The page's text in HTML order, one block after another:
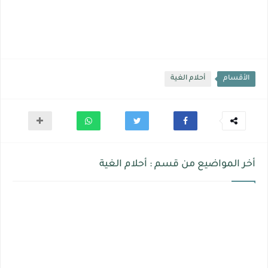
الأقسام أحلام الغية
أخر المواضيع من قسم : أحلام الغية